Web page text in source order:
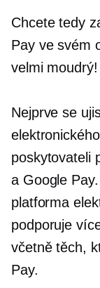
Chcete tedy
Pay ve svém
velmi moudrý!
Nejprve se
poskytovateli
a Google
platforma
podporuje
včetně těch,
Pay.